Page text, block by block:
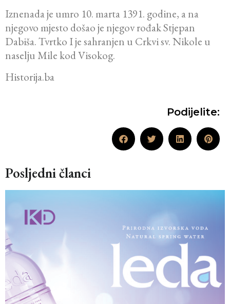
Iznenada je umro 10. marta 1391. godine, a na
njegovo mjesto došao je njegov rođak Stjepan
Dabiša. Tvrtko I je sahranjen u Crkvi sv. Nikole u
naselju Mile kod Visokog.
Historija.ba
Podijelite:
Posljedni članci